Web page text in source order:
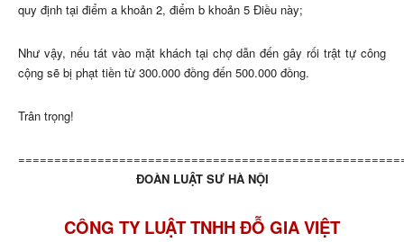
quy định tại điểm a khoản 2, điểm b khoản 5 Điều này;
Như vậy, nếu tát vào mặt khách tại chợ dẫn đến gây rối trật tự công
cộng sẽ bị phạt tiền từ 300.000 đồng đến 500.000 đồng.
Trân trọng!
ĐOÀN LUẬT SƯ HÀ NỘI
CÔNG TY LUẬT TNHH ĐỖ GIA VIỆT